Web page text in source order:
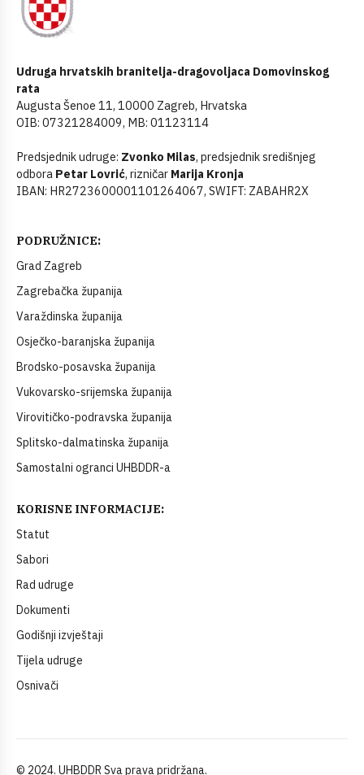
Udruga hrvatskih branitelja-dragovoljaca Domovinskog
rata
Augusta Šenoe 11, 10000 Zagreb, Hrvatska
OIB: 07321284009, MB: 01123114
Predsjednik udruge: Zvonko Milas, predsjednik središnjeg
odbora Petar Lovrić, rizničar Marija Kronja
IBAN: HR2723600001101264067, SWIFT: ZABAHR2X
PODRUŽNICE:
Grad Zagreb
Zagrebačka županija
Varaždinska županija
Osječko-baranjska županija
Brodsko-posavska županija
Vukovarsko-srijemska županija
Virovitičko-podravska županija
Splitsko-dalmatinska županija
Samostalni ogranci UHBDDR-a
KORISNE INFORMACIJE:
Statut
Sabori
Rad udruge
Dokumenti
Godišnji izvještaji
Tijela udruge
Osnivači
© 2024. UHBDDR Sva prava pridržana.